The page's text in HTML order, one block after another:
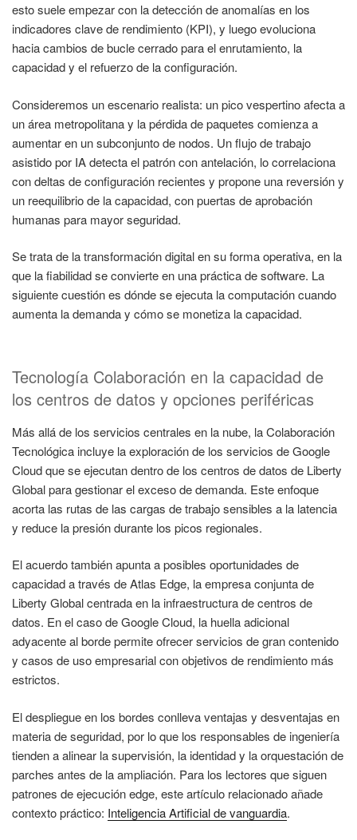
esto suele empezar con la detección de anomalías en los
indicadores clave de rendimiento (KPI), y luego evoluciona
hacia cambios de bucle cerrado para el enrutamiento, la
capacidad y el refuerzo de la configuración.
Consideremos un escenario realista: un pico vespertino afecta a
un área metropolitana y la pérdida de paquetes comienza a
aumentar en un subconjunto de nodos. Un flujo de trabajo
asistido por IA detecta el patrón con antelación, lo correlaciona
con deltas de configuración recientes y propone una reversión y
un reequilibrio de la capacidad, con puertas de aprobación
humanas para mayor seguridad.
Se trata de la transformación digital en su forma operativa, en la
que la fiabilidad se convierte en una práctica de software. La
siguiente cuestión es dónde se ejecuta la computación cuando
aumenta la demanda y cómo se monetiza la capacidad.
Tecnología Colaboración en la capacidad de
los centros de datos y opciones periféricas
Más allá de los servicios centrales en la nube, la Colaboración
Tecnológica incluye la exploración de los servicios de Google
Cloud que se ejecutan dentro de los centros de datos de Liberty
Global para gestionar el exceso de demanda. Este enfoque
acorta las rutas de las cargas de trabajo sensibles a la latencia
y reduce la presión durante los picos regionales.
El acuerdo también apunta a posibles oportunidades de
capacidad a través de Atlas Edge, la empresa conjunta de
Liberty Global centrada en la infraestructura de centros de
datos. En el caso de Google Cloud, la huella adicional
adyacente al borde permite ofrecer servicios de gran contenido
y casos de uso empresarial con objetivos de rendimiento más
estrictos.
El despliegue en los bordes conlleva ventajas y desventajas en
materia de seguridad, por lo que los responsables de ingeniería
tienden a alinear la supervisión, la identidad y la orquestación de
parches antes de la ampliación. Para los lectores que siguen
patrones de ejecución edge, este artículo relacionado añade
contexto práctico: Inteligencia Artificial de vanguardia.